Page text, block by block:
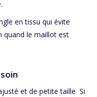
en tissu qui évite
quand le maillot est
et de petite taille Si